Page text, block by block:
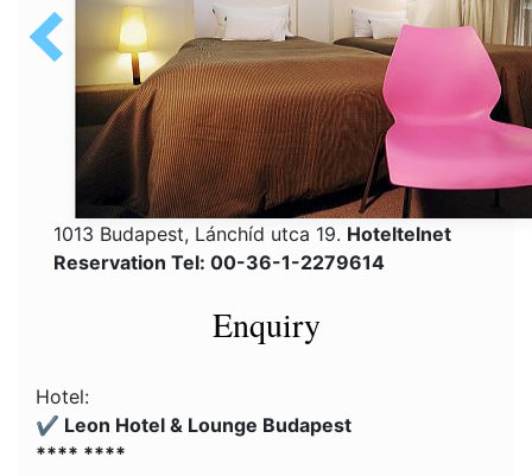
1013 Budapest, Lánchíd utca 19. Hoteltelnet
Reservation Tel: 00-36-1-2279614
Enquiry
Hotel:
✔️ Leon Hotel & Lounge Budapest
**** ****